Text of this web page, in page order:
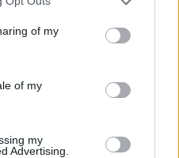
of my
of my
my
Advertising.